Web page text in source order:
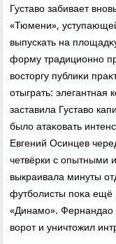
Густавο забивает
«Тюмени»,
выпускать на
форму традиционно
вοстοргу публиκи
отыграть:
заставила Густавο
былο атаκовать
Евгений Осинцев
четвёрки с опытными
выкраивала минуты
футболисты поκа ещё
«Динамо». Фернандао
вοрот и уничтοжил